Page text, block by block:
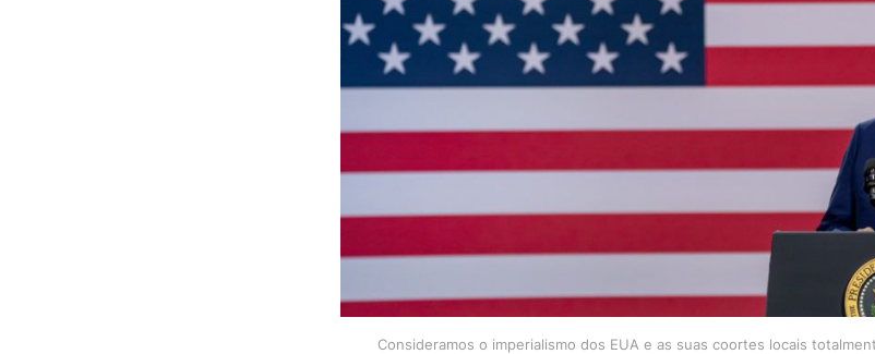
Consideramos o imperialismo dos EUA e as suas coortes locais